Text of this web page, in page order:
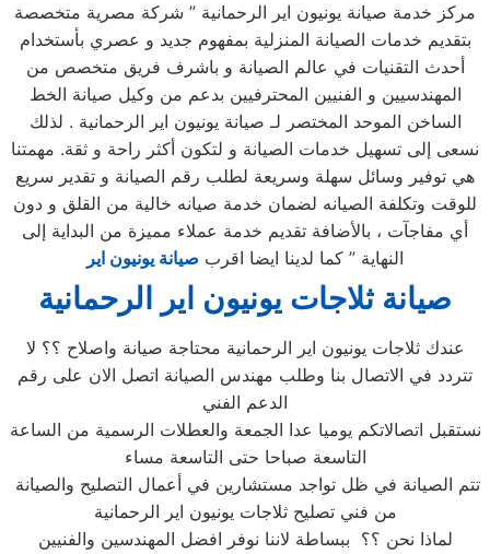
مركز خدمة صيانة يونيون اير الرحمانية ” شركة مصرية متخصصة
بتقديم خدمات الصيانة المنزلية بمفهوم جديد و عصري بأستخدام
أحدث التقنيات في عالم الصيانة و باشرف فريق متخصص من
المهندسيين و الفنيين المحترفيين بدعم من وكيل صيانة الخط
الساخن الموحد المختصر لـ صيانة يونيون اير الرحمانية . لذلك
نسعى إلى تسهيل خدمات الصيانة و لتكون أكثر راحة و ثقة. مهمتنا
هي توفير وسائل سهلة وسريعة لطلب رقم الصيانة و تقدير سريع
للوقت وتكلفة الصيانه لضمان خدمة صيانه خالية من القلق و دون
أي مفاجآت ، بالأضافة تقديم خدمة عملاء مميزة من البداية إلى
النهاية ” كما لدينا ايضا اقرب صيانة يونيون اير
صيانة ثلاجات يونيون اير الرحمانية
عندك ثلاجات يونيون اير الرحمانية محتاجة صيانة واصلاح ؟؟ لا
تتردد في الاتصال بنا وطلب مهندس الصيانة اتصل الان على رقم
الدعم الفني
نستقبل اتصالاتكم يوميا عدا الجمعة والعطلات الرسمية من الساعة
التاسعة صباحا حتى التاسعة مساء
من فني تصليح ثلاجات يونيون اير الرحمانية
لماذا نحن ؟؟ ببساطة لاننا نوفر افضل المهندسين والفنيين